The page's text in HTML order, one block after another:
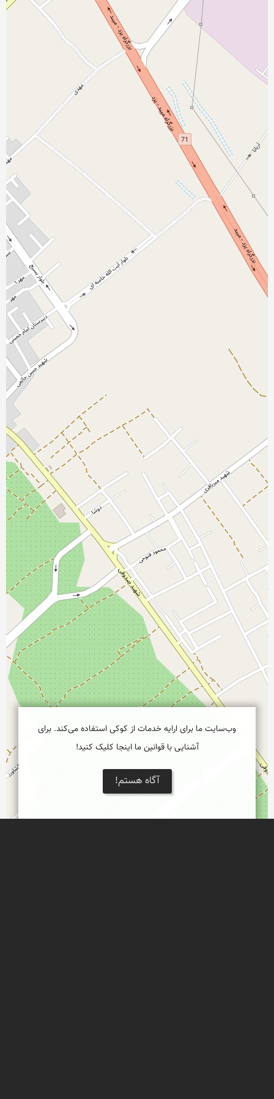
وب‌سایت ما برای ارایه خدمات از کوکی استفاده می‌کند. برای
آشنایی با قوانین ما اینجا کلیک کنید!
آگاه هستم!